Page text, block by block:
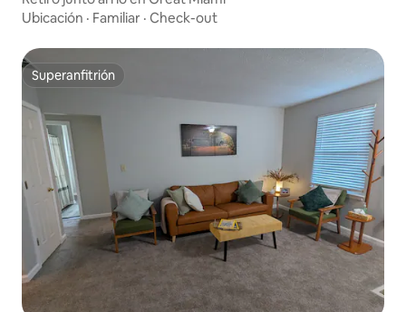
Ubicación · Familiar · Check-out
Superanfitrión
Superanfitrión